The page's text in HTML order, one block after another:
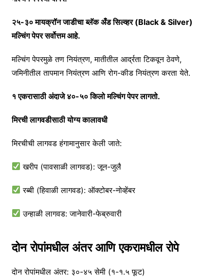
२५-३० मायक्रॉन जाडीचा ब्लॅक अँड सिल्व्हर (Black & Silver)
मल्चिंग पेपर सर्वोत्तम आहे.
मल्चिंग पेपरमुळे तण नियंत्रण, मातीतील आर्द्रता टिकवून ठेवणे,
जमिनीतील तापमान नियंत्रण आणि रोग-कीड नियंत्रण करता येते.
१ एकरासाठी अंदाजे ४०-५० किलो मल्चिंग पेपर लागतो.
मिरची लागवडीसाठी योग्य कालावधी
मिरचीची लागवड हंगामानुसार केली जाते:
खरीप (पावसाळी लागवड): जून-जुलै
रब्बी (हिवाळी लागवड): ऑक्टोबर-नोव्हेंबर
उन्हाळी लागवड: जानेवारी-फेब्रुवारी
दोन रोपांमधील अंतर आणि एकरामधील रोपे
दोन रोपांमधील अंतर: ३०-४५ सेमी (१-१.५ फूट)